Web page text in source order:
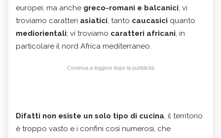
europei, ma anche greco-romani e balcanici; vi
troviamo caratteri asiatici, tanto caucasici quanto
mediorientali; vi troviamo caratteri africani, in
particolare il nord Africa mediterraneo.
Continua a leggere dopo la pubblicità
Difatti non esiste un solo tipo di cucina, il territorio
è troppo vasto e i confini così numerosi, che